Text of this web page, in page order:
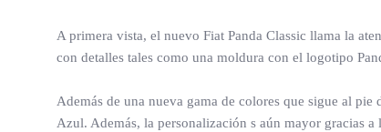
A primera vista, el nuevo Fiat Panda Classic llama la
con detalles tales como una moldura con el logotipo
Además de una nueva gama de colores que sigue al
Azul. Además, la personalización s aún mayor gracias